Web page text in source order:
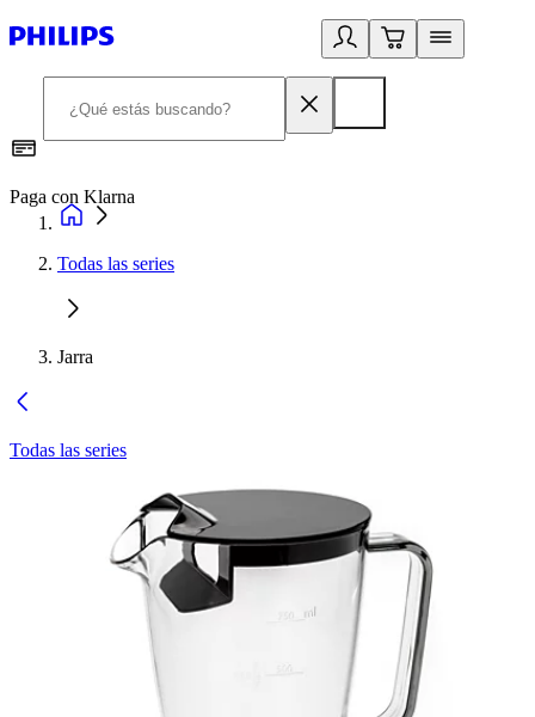
Paga con Klarna
Todas las series
Jarra
Todas las series